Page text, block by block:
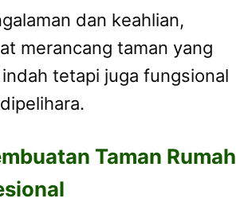
dan keahlian,
merancang taman yang
tetapi juga fungsional
Taman Rumah